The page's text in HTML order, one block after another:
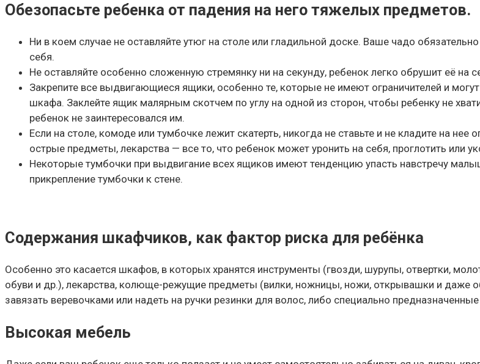
Обезопасьте ребенка от падения на него тяжелых предметов.
Ни в коем случае не оставляйте утюг на столе или гладильной доске. Ваше чадо
себя.
Не оставляйте особенно сложенную стремянку ни на секунду, ребенок легко обрушит её на
Закрепите все выдвигающиеся ящики, особенно те, которые не имеют ограничителей и
шкафа. Заклейте ящик малярным скотчем по углу на одной из сторон, чтобы ребенку не
ребенок не заинтересовался им.
Если на столе, комоде или тумбочке лежит скатерть, никогда не ставьте и не кладите на
острые предметы, лекарства — все то, что ребенок может уронить на себя, проглотить или
Некоторые тумбочки при выдвигание всех ящиков имеют тенденцию упасть навстречу
прикрепление тумбочки к стене.
Содержания шкафчиков, как фактор риска для ребёнка
Особенно это касается шкафов, в которых хранятся инструменты (гвозди, шурупы, отвертки,
обуви и др.), лекарства, колюще-режущие предметы (вилки, ножницы, ножи, открывашки и даже
завязать веревочками или надеть на ручки резинки для волос, либо специально предназначенные
Высокая мебель